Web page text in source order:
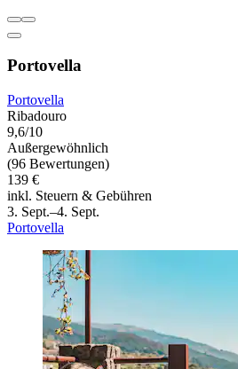
Portovella
Portovella
Ribadouro
9,6/10
Außergewöhnlich
(96 Bewertungen)
139 €
inkl. Steuern & Gebühren
3. Sept.–4. Sept.
Portovella